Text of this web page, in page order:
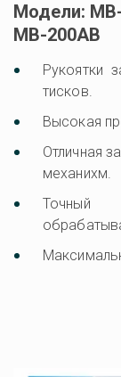
Модели:
MB-200AB
Рукоятки
тисков.
Высокая
Отличная
механихм.
Точный